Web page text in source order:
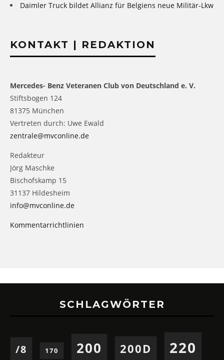
Daimler Truck bildet Allianz für Belgiens neue Militär-Lkw
KONTAKT | REDAKTION
Mercedes- Benz Veteranen Club von Deutschland e. V.
Stiftsbogen 124
81375 München
Vertreten durch: Uwe Ewald
zentrale@mvconline.de
Redakteur
Jörg Maschke
Bischofskamp 15
31137 Hildesheim
info@mvconline.de
Kommentarrichtlinien
SCHLAGWÖRTER
/8 170 200 200D 220